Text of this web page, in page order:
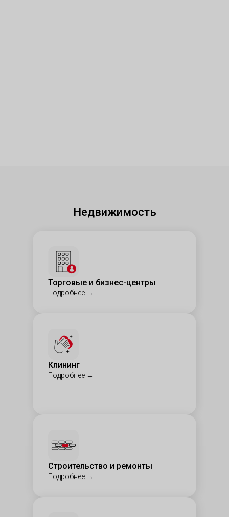
Недвижимость
Торговые и бизнес-центры
Подробнее →
Клининг
Подробнее →
Строительство и ремонты
Подробнее →